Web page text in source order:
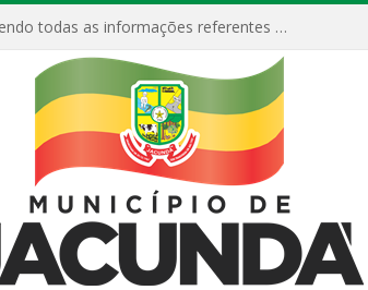
Relatórios Detalhados contendo todas as informações referentes a execução de recursos destinados ao fomento de projetos culturais no Município de Jacundá entre os anos de 2022 ao presente ano de 2026.